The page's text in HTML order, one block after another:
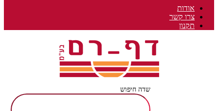
אודות
צרו קשר
תקנון
שדה חיפוש